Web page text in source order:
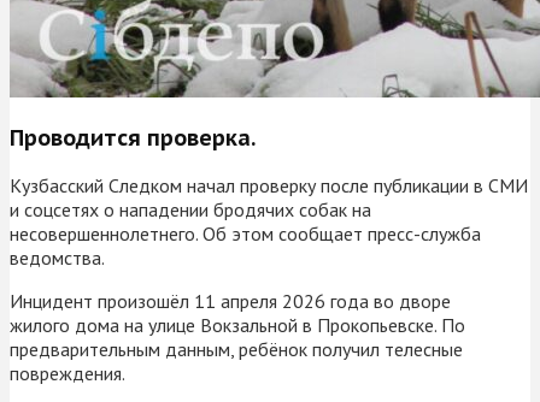
Проводится проверка.
Кузбасский Следком начал проверку после публикации в СМИ
и соцсетях о нападении бродячих собак на
несовершеннолетнего. Об этом сообщает пресс-служба
ведомства.
Инцидент произошёл 11 апреля 2026 года во дворе
жилого дома на улице Вокзальной в Прокопьевске. По
предварительным данным, ребёнок получил телесные
повреждения.